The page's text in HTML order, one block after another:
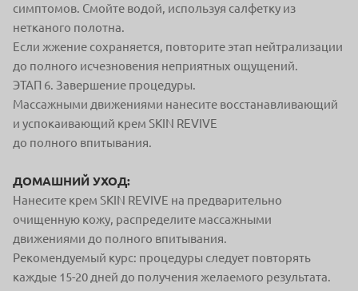
симптомов. Смойте водой, используя салфетку из
нетканого полотна.
Если жжение сохраняется, повторите этап нейтрализации
до полного исчезновения неприятных ощущений.
ЭТАП 6. Завершение процедуры.
Массажными движениями нанесите восстанавливающий
и успокаивающий крем SKIN REVIVE
до полного впитывания.
ДОМАШНИЙ УХОД:
Нанесите крем SKIN REVIVE на предварительно
очищенную кожу, распределите массажными
движениями до полного впитывания.
Рекомендуемый курс: процедуры следует повторять
каждые 15-20 дней до получения желаемого результата.